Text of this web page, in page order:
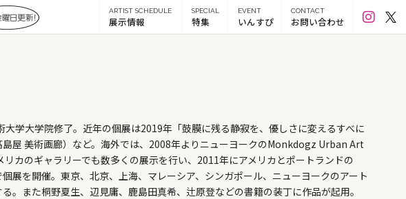
ARTIST SCHEDULE
展示情報
SPECIAL
特集
EVENT
いんすぴ
CONTACT
お問い合わせ
大学大学院修了。近年の個展は2019年「鼓膜に残る静寂を、優しさに変えるすべに
島屋 美術画廊）など。海外では、2008年よりニューヨークのMonkdogz Urban Art
リカのギャラリーでも数多くの展示を行い、2011年にアメリカとポートランドの
展を開催。東京、北京、上海、マレーシア、シンガポール、ニューヨークのアート
。また桐野夏生、辺見庸、鹿島田真希、辻原登などの書籍の装丁に作品が起用。